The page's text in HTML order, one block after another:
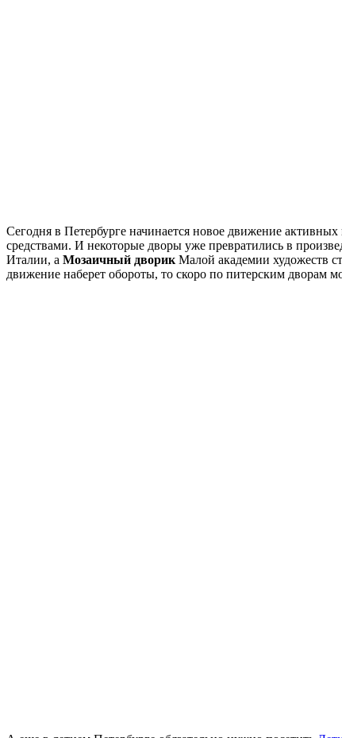
Сегодня в Петербурге начинается новое движение активных
средствами. И некоторые дворы уже превратились в
Италии, а Мозаичный дворик Малой академии художеств
движение наберет обороты, то скоро по питерским дворам